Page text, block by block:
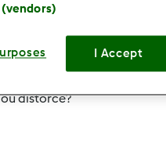
se posso usar o acessório
distorce?
(vendors)
I Accept